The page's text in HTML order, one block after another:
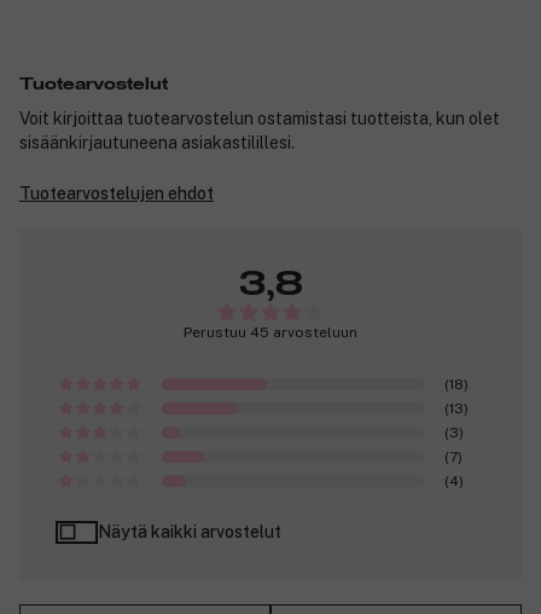
Tuotearvostelut
Voit kirjoittaa tuotearvostelun ostamistasi tuotteista, kun olet
sisäänkirjautuneena asiakastilillesi.
Tuotearvostelujen ehdot
3,8
Perustuu 45 arvosteluun
(18)
(13)
(3)
(7)
(4)
Näytä kaikki arvostelut